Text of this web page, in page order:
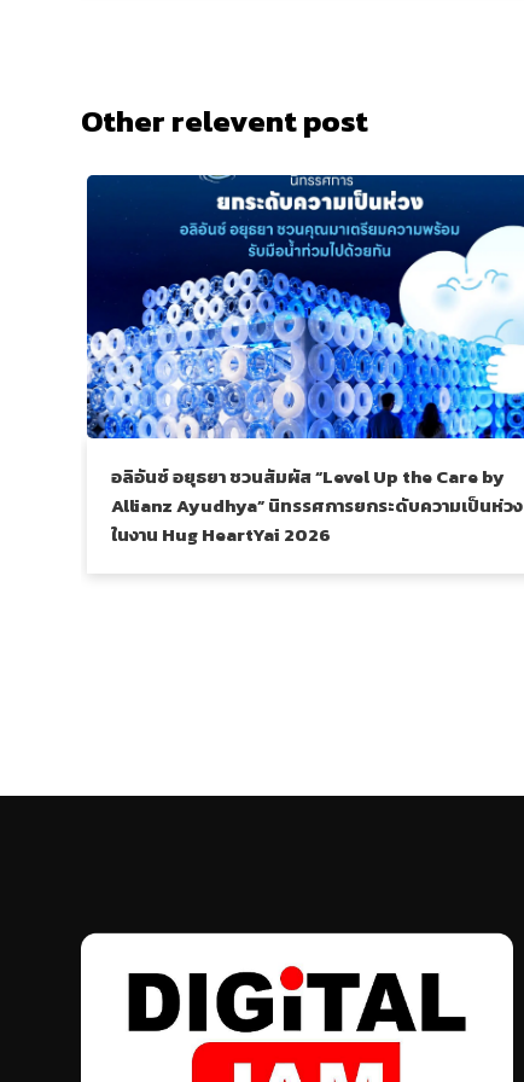
Other relevent post
อลิอันซ์ อยุธยา ชวนสัมผัส “Level Up the Care by
Allianz Ayudhya” นิทรรศการยกระดับความเป็นห่วง
ในงาน Hug HeartYai 2026